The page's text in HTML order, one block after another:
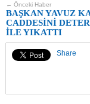
← Önceki Haber
BAŞKAN YAVUZ
CADDESİNİ
İLE YIKATTI
Share